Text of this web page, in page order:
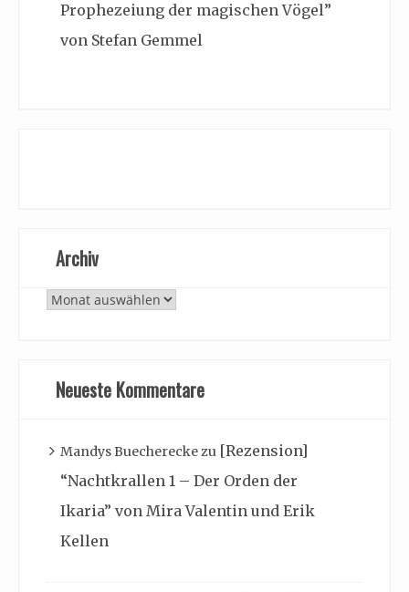
Prophezeiung der magischen Vögel”
von Stefan Gemmel
Archiv
Archiv
Neueste Kommentare
Mandys Buechereckezu [Rezension]
“Nachtkrallen 1 – Der Orden der
Ikaria” von Mira Valentin und Erik
Kellen